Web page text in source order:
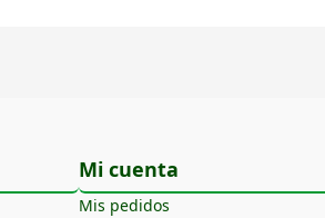
Mi cuenta
Mis pedidos